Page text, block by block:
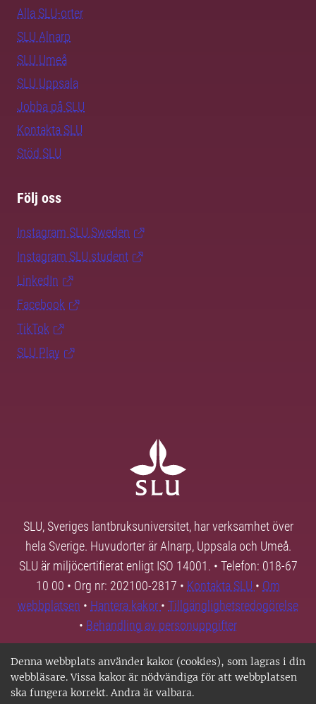
Denna webbplats använder kakor (cookies), som lagras i din
webbläsare. Vissa kakor är nödvändiga för att webbplatsen
ska fungera korrekt. Andra är valbara.
Alla SLU-orter
SLU Alnarp
SLU Umeå
SLU Uppsala
Jobba på SLU
Kontakta SLU
Stöd SLU
Följ oss
Instagram SLU.Sweden
Instagram SLU.student
LinkedIn
Facebook
TikTok
SLU Play
SLU, Sveriges lantbruksuniversitet, har verksamhet över
hela Sverige. Huvudorter är Alnarp, Uppsala och Umeå.
SLU är miljöcertifierat enligt ISO 14001. • Telefon: 018-67
10 00 • Org nr: 202100-2817 • Kontakta SLU • Om
webbplatsen • Hantera kakor • Tillgänglighetsredogörelse
• Behandling av personuppgifter